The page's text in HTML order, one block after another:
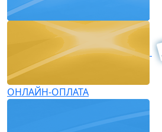
ОНЛАЙН-ОПЛАТА